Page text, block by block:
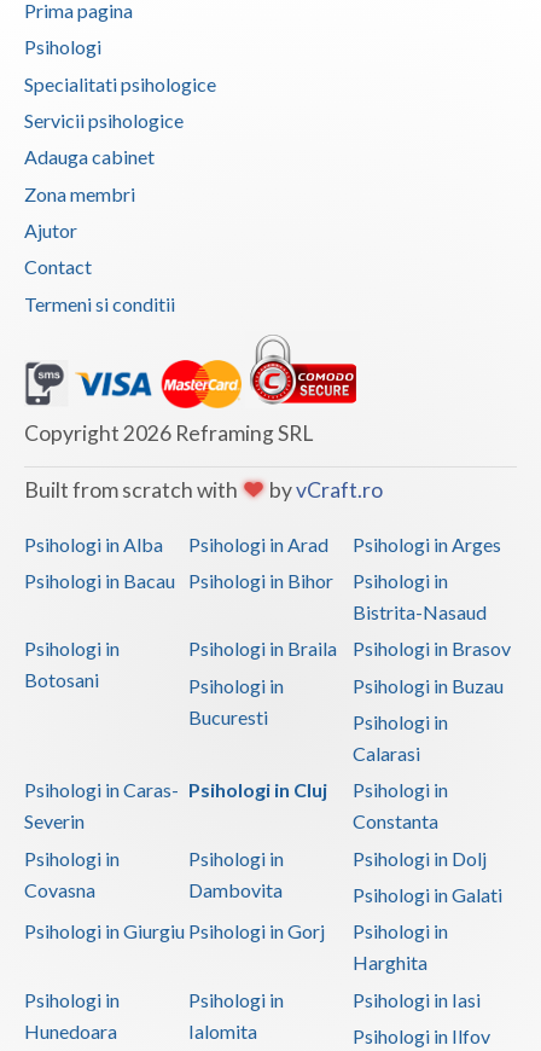
Vrancea
Prima pagina
Psihologi
Specialitati psihologice
Servicii psihologice
Adauga cabinet
Zona membri
Ajutor
Contact
Termeni si conditii
Copyright 2026 Reframing SRL
Built from scratch with byvCraft.ro
Psihologi in Alba Psihologi in Arad
Psihologi in Arges
Psihologi in Bacau
Psihologi in Bihor
Psihologi in
Bistrita-Nasaud
Psihologi in
Botosani
Psihologi in Braila
Psihologi in Brasov
Psihologi in
Bucuresti
Psihologi in Buzau
Psihologi in
Calarasi
Psihologi in Caras-
Severin
Psihologi in Cluj
Psihologi in
Constanta
Psihologi in
Covasna
Psihologi in
Dambovita
Psihologi in Dolj
Psihologi in Galati
Psihologi in Giurgiu Psihologi in Gorj
Psihologi in
Harghita
Psihologi in
Hunedoara
Psihologi in
Ialomita
Psihologi in Iasi
Psihologi in Ilfov